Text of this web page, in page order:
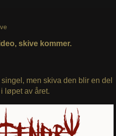
skive kommer.
men skiva den blir en del
løpet av året.